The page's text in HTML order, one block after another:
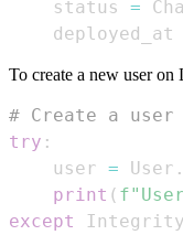
    status
=
    deployed_at
To create a new user on
# Create a user
try :
    user
= User .
print (
except